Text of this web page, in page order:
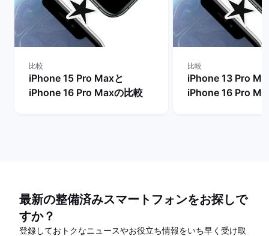
比較
iPhone 15 Pro Maxと
iPhone 16 Pro Maxの比較
比較
iPhone 13 Pro
iPhone 16 Pro
最新の整備済みスマートフォンをお探しで
すか？
登録しておトクなニュースやお役立ち情報をいち早く受け取